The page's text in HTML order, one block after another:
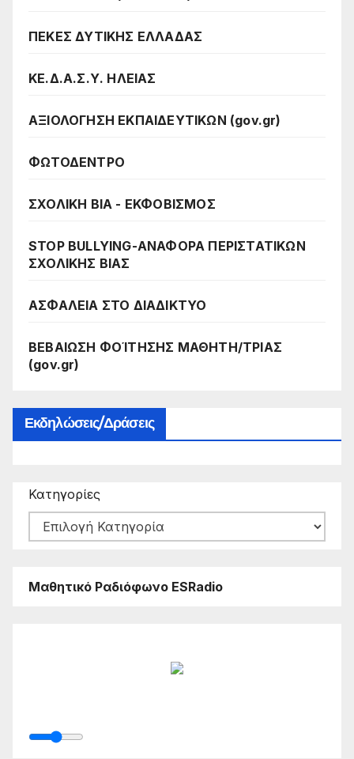
ΠΕΚΕΣ ΔΥΤΙΚΗΣ ΕΛΛΑΔΑΣ
ΚΕ.Δ.Α.Σ.Υ. ΗΛΕΙΑΣ
ΑΞΙΟΛΟΓΗΣΗ ΕΚΠΑΙΔΕΥΤΙΚΩΝ (gov.gr)
ΦΩΤΟΔΕΝΤΡΟ
ΣΧΟΛΙΚΗ ΒΙΑ - ΕΚΦΟΒΙΣΜΟΣ
STOP BULLYING-ΑΝΑΦΟΡΑ ΠΕΡΙΣΤΑΤΙΚΩΝ
ΣΧΟΛΙΚΗΣ ΒΙΑΣ
ΑΣΦΑΛΕΙΑ ΣΤΟ ΔΙΑΔΙΚΤΥΟ
ΒΕΒΑΙΩΣΗ ΦΟΊΤΗΣΗΣ ΜΑΘΗΤΗ/ΤΡΙΑΣ
(gov.gr)
Εκδηλώσεις/Δράσεις
Κατηγορίες
Μαθητικό Ραδιόφωνο ESRadio